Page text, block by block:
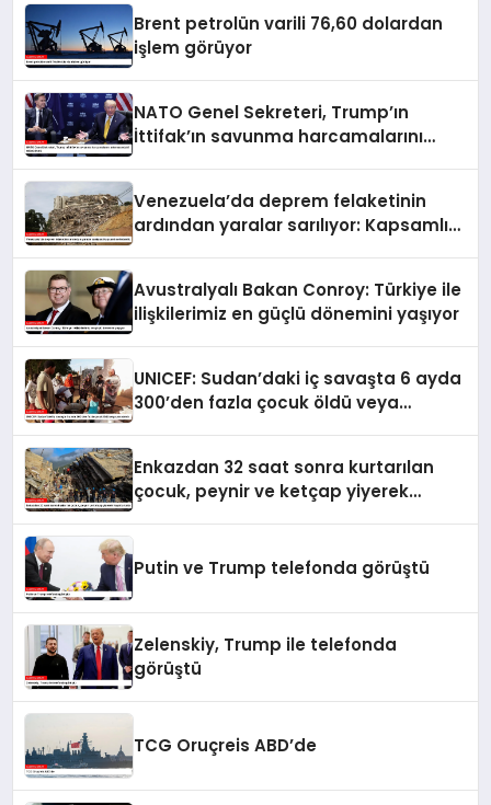
Brent petrolün varili 76,60 dolardan
işlem görüyor
NATO Genel Sekreteri, Trump’ın
İttifak’ın savunma harcamalarını
Venezuela’da deprem felaketinin
ardından yaralar sarılıyor: Kapsamlı
Avustralyalı Bakan Conroy: Türkiye ile
ilişkilerimiz en güçlü dönemini yaşıyor
UNICEF: Sudan’daki iç savaşta 6 ayda
300’den fazla çocuk öldü veya
Enkazdan 32 saat sonra kurtarılan
çocuk, peynir ve ketçap yiyerek
Putin ve Trump telefonda görüştü
Zelenskiy, Trump ile telefonda
görüştü
TCG Oruçreis ABD’de